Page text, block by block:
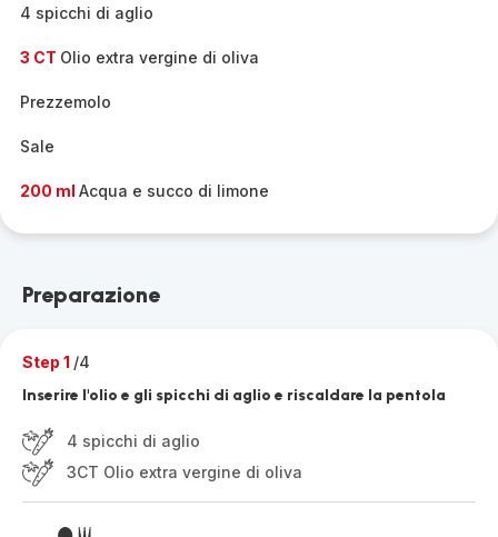
4 spicchi di aglio
3 CT Olio extra vergine di oliva
Prezzemolo
Sale
200 ml Acqua e succo di limone
Preparazione
Step 1 /4
Inserire l'olio e gli spicchi di aglio e riscaldare la pentola
4 spicchi di aglio
3CT Olio extra vergine di oliva